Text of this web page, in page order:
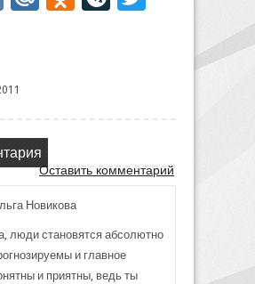
Оставить комментарий
Новикова
люди становятся абсолютно
и главное
и приятны, ведь ты